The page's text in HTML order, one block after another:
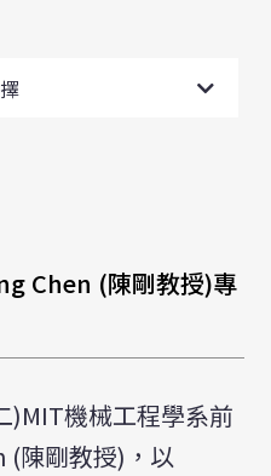
告
Chen (陳剛教授)專
)MIT機械工程學系前
(陳剛教授)，以